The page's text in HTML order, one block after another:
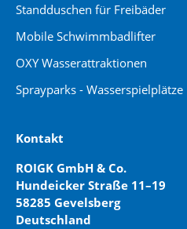
Standduschen für Freibäder
Mobile Schwimmbadlifter
OXY Wasserattraktionen
Sprayparks - Wasserspielplätze
Kontakt
ROIGK GmbH & Co.
Hundeicker Straße 11–19
58285 Gevelsberg
Deutschland